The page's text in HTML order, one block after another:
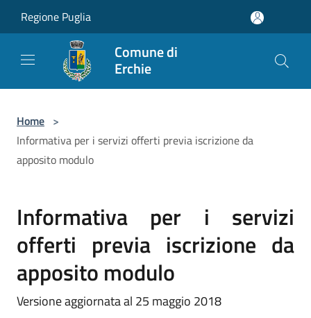
Regione Puglia
Comune di
Erchie
Home >
Informativa per i servizi offerti previa iscrizione da
apposito modulo
Informativa per i servizi
offerti previa iscrizione da
apposito modulo
Versione aggiornata al 25 maggio 2018